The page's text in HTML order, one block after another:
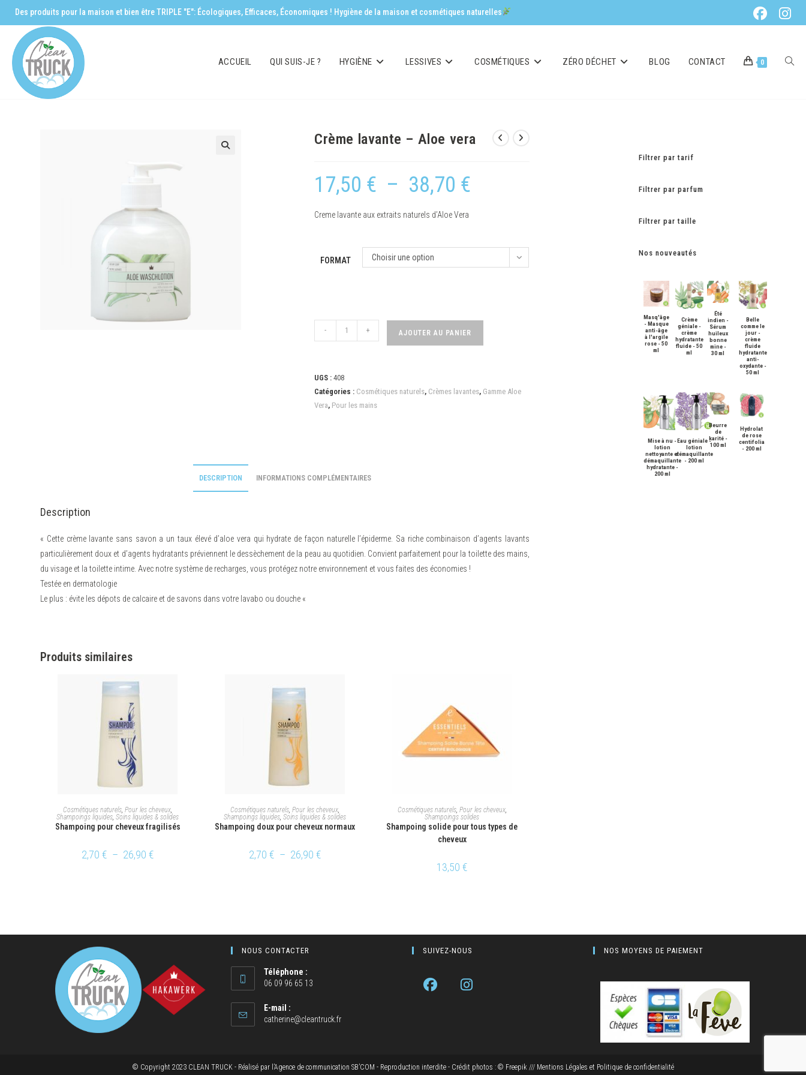
Des produits pour la maison et bien être TRIPLE "E": Écologiques, Efficaces, Économiques ! Hygiène de la maison et cosmétiques naturelles
ACCUEIL QUI SUIS-JE ? HYGIÈNE LESSIVES COSMÉTIQUES ZÉRO DÉCHET BLOG CONTACT 0
Crème lavante – Aloe vera
17,50 € – 38,70 €
Creme lavante aux extraits naturels d’Aloe Vera
FORMAT Choisir une option
- + AJOUTER AU PANIER
UGS : 408
Catégories : Cosmétiques naturels, Crèmes lavantes, Gamme Aloe
Vera, Pour les mains
DESCRIPTION INFORMATIONS COMPLÉMENTAIRES
Description
« Cette crème lavante sans savon a un taux élevé d’aloe vera qui hydrate de façon naturelle l’épiderme. Sa riche combinaison d’agents lavants
particulièrement doux et d’agents hydratants préviennent le dessèchement de la peau au quotidien. Convient parfaitement pour la toilette des mains,
du visage et la toilette intime. Avec notre système de recharges, vous protégez notre environnement et vous faites des économies !
Testée en dermatologie
Le plus : évite les dépots de calcaire et de savons dans votre lavabo ou douche «
Produits similaires
CHOIX DES OPTIONS
Cosmétiques naturels,Pour les cheveux,
Shampoings liquides,Soins liquides & solides
Shampoing pour cheveux fragilisés
2,70 € – 26,90 €
CHOIX DES OPTIONS
Cosmétiques naturels, Pour les cheveux,
Shampoings liquides, Soins liquides & solides
Shampoing doux pour cheveux normaux
2,70 € – 26,90 €
AJOUTER AU PANIER
Cosmétiques naturels, Pour les cheveux,
Shampoings solides
Shampoing solide pour tous types de
cheveux
13,50 €
Filtrer par tarif
Filtrer par parfum
Filtrer par taille
Nos nouveautés
Masq'âge
- Masque
anti-âge
à l'argile
rose - 50
ml
Crème
géniale -
crème
hydratante
fluide - 50
ml
Été
indien -
Sérum
huileux
bonne
mine -
30 ml
Belle
comme le
jour -
crème
fluide
hydratante
anti-
oxydante -
50 ml
Mise à nu -
lotion
nettoyante et
démaquillante
hydratante -
200 ml
Eau géniale -
lotion
démaquillante
- 200 ml
Beurre
de
karité -
100 ml
Hydrolat
de rose
centifolia
- 200 ml
NOUS CONTACTER
Téléphone :
06 09 96 65 13
E-mail :
catherine@cleantruck.fr
SUIVEZ-NOUS NOS MOYENS DE PAIEMENT
© Copyright 2023 CLEAN TRUCK - Réalisé par l’Agence de communication SB’COM - Reproduction interdite - Crédit photos : © Freepik /// Mentions Légales et Politique de confidentialité